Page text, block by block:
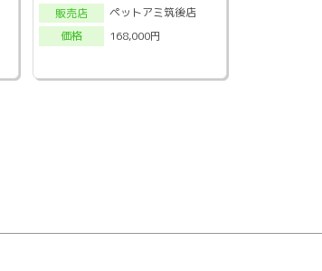
販売店
ペットアミ筑後店
価格
168,000円